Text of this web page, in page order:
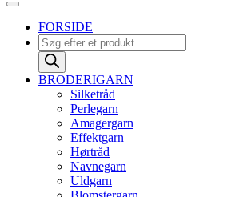
FORSIDE
Products
search
BRODERIGARN
Silketråd
Perlegarn
Amagergarn
Effektgarn
Hørtråd
Navnegarn
Uldgarn